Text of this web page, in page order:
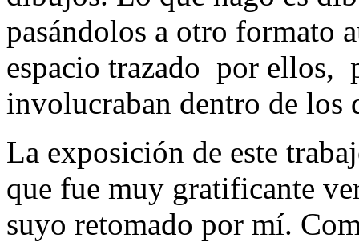
pasándolos a otro formato
espacio trazado por ellos,
involucraban dentro de los
La exposición de este
que fue muy gratificante
suyo retomado por mí.